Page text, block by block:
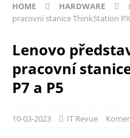
HOME HARDWARE
pracovní stanice ThinkStation
Lenovo
pracovní
P7 a P5
10-03-2023 IT Revue